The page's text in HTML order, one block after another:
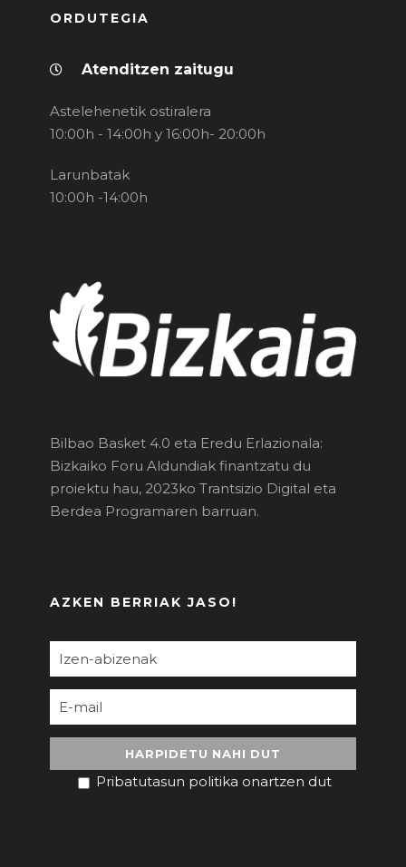
ORDUTEGIA
Atenditzen zaitugu
Astelehenetik ostiralera
10:00h - 14:00h y 16:00h- 20:00h
Larunbatak
10:00h -14:00h
Bilbao Basket 4.0 eta Eredu Erlazionala:
Bizkaiko Foru Aldundiak finantzatu du
proiektu hau, 2023ko Trantsizio Digital eta
Berdea Programaren barruan.
AZKEN BERRIAK JASO!
Pribatutasun politika onartzen dut